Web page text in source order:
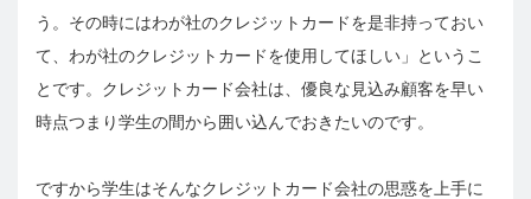
う。その時にはわが社のクレジットカードを是非持っておい
て、わが社のクレジットカードを使用してほしい」というこ
とです。クレジットカード会社は、優良な見込み顧客を早い
時点つまり学生の間から囲い込んでおきたいのです。
ですから学生はそんなクレジットカード会社の思惑を上手に